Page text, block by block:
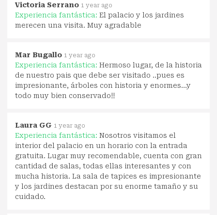
Victoria Serrano 1 year ago
Experiencia fantástica: El palacio y los jardines
merecen una visita. Muy agradable
Mar Bugallo 1 year ago
Experiencia fantástica: Hermoso lugar, de la historia
de nuestro pais que debe ser visitado ..pues es
impresionante, árboles con historia y enormes...y
todo muy bien conservado!!
Laura GG 1 year ago
Experiencia fantástica: Nosotros visitamos el
interior del palacio en un horario con la entrada
gratuita. Lugar muy recomendable, cuenta con gran
cantidad de salas, todas ellas interesantes y con
mucha historia. La sala de tapices es impresionante
y los jardines destacan por su enorme tamaño y su
cuidado.